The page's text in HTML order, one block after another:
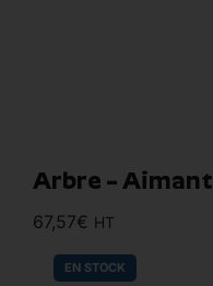
Arbre – Aimant
67,57€ HT
EN STOCK